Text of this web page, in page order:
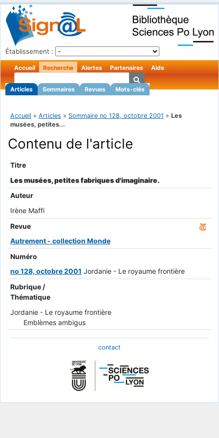
Établissement :
Accueil Recherche
Articles Sommaires Revues Mots-clés
Alertes Partenaires Aide
Accueil » Articles » Sommaire no 128, octobre 2001 » Les
musées, petites...
Contenu de l'article
Titre
Les musées, petites fabriques d'imaginaire.
Auteur
Irène Maffi
Revue
Autrement - collection Monde
Numéro
no 128, octobre 2001 Jordanie - Le royaume frontière
Rubrique /
Thématique
Jordanie - Le royaume frontière
Emblèmes ambigus
contact